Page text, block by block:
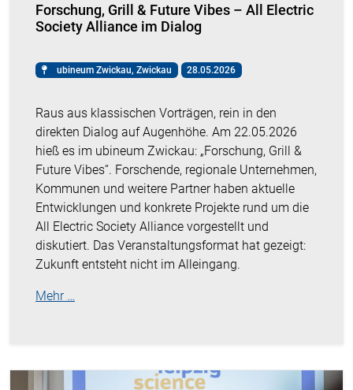
Forschung, Grill & Future Vibes – All Electric
Society Alliance im Dialog
ubineum Zwickau, Zwickau 28.05.2026
Raus aus klassischen Vorträgen, rein in den
direkten Dialog auf Augenhöhe. Am 22.05.2026
hieß es im ubineum Zwickau: „Forschung, Grill &
Future Vibes“. Forschende, regionale Unternehmen,
Kommunen und weitere Partner haben aktuelle
Entwicklungen und konkrete Projekte rund um die
All Electric Society Alliance vorgestellt und
diskutiert. Das Veranstaltungsformat hat gezeigt:
Zukunft entsteht nicht im Alleingang.
Mehr …